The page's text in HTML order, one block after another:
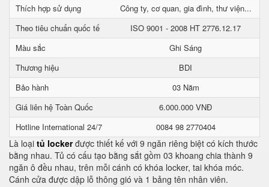
Thích hợp sử dụng
Công ty, cơ quan, gia đình, thư viện...
Theo tiêu chuẩn quốc tế
ISO 9001 - 2008 HT 2776.12.17
Màu sắc
Ghi Sáng
Thương hiệu
BDI
Bảo hành
03 Năm
Giá liên hệ Toàn Quốc
6.000.000 VNĐ
Hotline International 24/7
0084 98 2770404
Là loại tủ lockerđược thiết kế với 9 ngăn riêng biệt có kích thước
bằng nhau. Tủ có cấu tạo bằng sắt gồm 03 khoang chia thành 9
ngăn ô đều nhau, trên mỗi cánh có khóa locker, tai khóa móc.
Cánh cửa được dập lỗ thông gió và 1 bảng tên nhân viên.